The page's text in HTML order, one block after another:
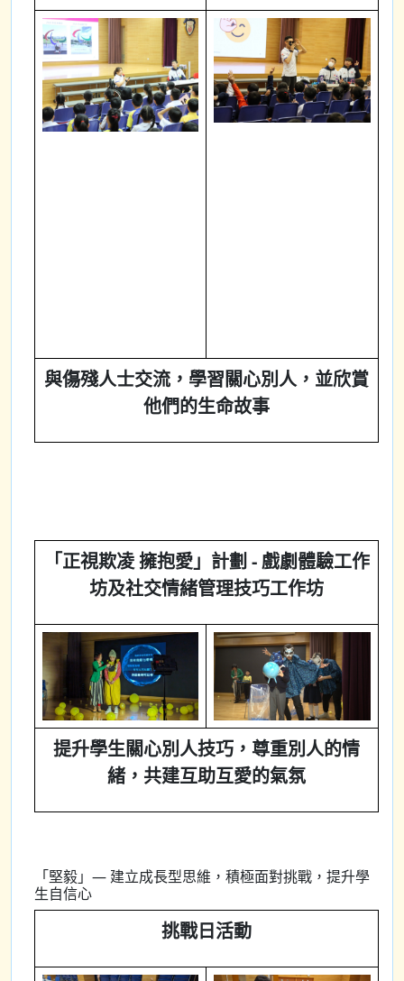
與傷殘人士交流，學習關心別人，並欣賞
他們的生命故事
「正視欺凌 擁抱愛」計劃 - 戲劇體驗工作
坊及社交情緒管理技巧工作坊
提升學生關心別人技巧，尊重別人的情
緒，共建互助互愛的氣氛
「堅毅」— 建立成長型思維，積極面對挑戰，提升學
生自信心
挑戰日活動